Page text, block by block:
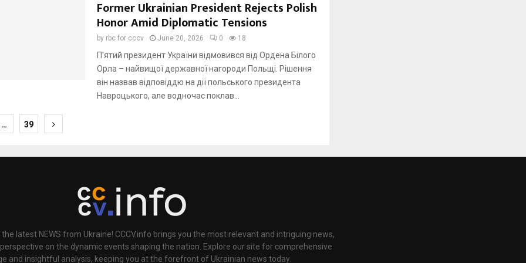
Former Ukrainian President Rejects Polish
Honor Amid Diplomatic Tensions
by rbc for cccv June 20, 2026 0 18
П'ятий президент України відмовився від Ордена Білого
Орла – найвищої державної нагороди Польщі. Рішення
він назвав відповіддю на дії польського президента
Навроцького, але водночас поклав...
… 39
latest NEWS from Ukraine! CCCV.info brings you the most relevant and intriguing news,
on the dynamic events shaping the nation. Explore our site for comprehensive
and insightful analysis, keeping you at the forefront of Ukrainian news today.